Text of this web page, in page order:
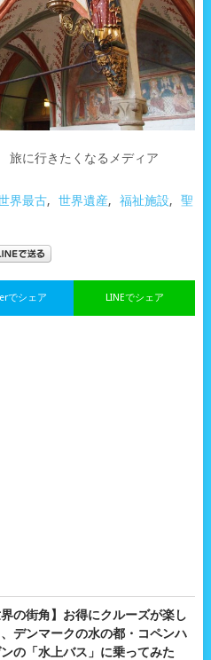
に行きたくなるメディア
界最古, 世界遺産, 福祉施設,
聖
LINEでシェア
でシェア
界の街角】お得にクルーズが楽し
デンマークの水の都・コペンハ
の「水上バス」に乗ってみた